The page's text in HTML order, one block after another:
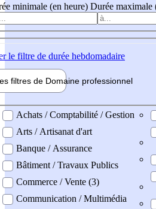
minimale (en heure) Durée maximale
le filtre de durée hebdomadaire
filtres de Domaine professionnel
professionel
Achats / Comptabilité / Gestion
Arts / Artisanat d'art
Banque / Assurance
Bâtiment / Travaux Publics
Commerce / Vente (3)
Communication / Multimédia